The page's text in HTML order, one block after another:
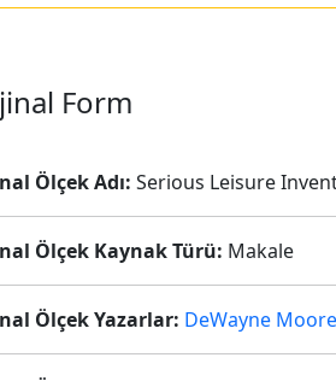
Form
Ölçek Adı: Serious Leisure
Ölçek Kaynak Türü: Makale
Ölçek Yazarlar: DeWayne Moore